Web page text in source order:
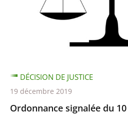
Ordonnance signalée du
DÉCISION DE JUSTICE
19 décembre 2019